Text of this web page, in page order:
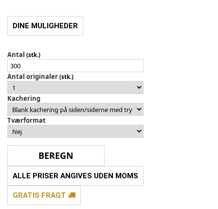
DINE MULIGHEDER
Antal (stk.)
Antal originaler(stk.)
Kachering
Tværformat
ALLE PRISER ANGIVES UDEN MOMS
GRATIS FRAGT